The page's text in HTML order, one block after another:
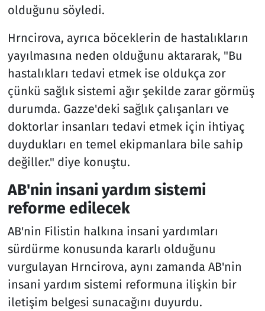
olduğunu söyledi.
Hrncirova, ayrıca böceklerin de hastalıkların
yayılmasına neden olduğunu aktararak, "Bu
hastalıkları tedavi etmek ise oldukça zor
çünkü sağlık sistemi ağır şekilde zarar görmüş
durumda. Gazze'deki sağlık çalışanları ve
doktorlar insanları tedavi etmek için ihtiyaç
duydukları en temel ekipmanlara bile sahip
değiller." diye konuştu.
AB'nin insani yardım sistemi
reforme edilecek
AB'nin Filistin halkına insani yardımları
sürdürme konusunda kararlı olduğunu
vurgulayan Hrncirova, aynı zamanda AB'nin
insani yardım sistemi reformuna ilişkin bir
iletişim belgesi sunacağını duyurdu.